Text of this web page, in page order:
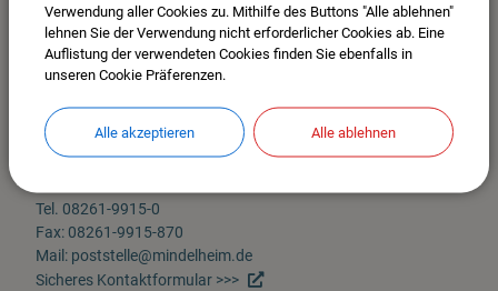
Maximilianstr. 26
87719 Mindelheim
Tel. 08261-9915-0
Fax: 08261-9915-870
Mail: poststelle@mindelheim.de
Sicheres Kontaktformular >>>
Verwendung aller Cookies zu. Mithilfe des Buttons "Alle ablehnen"
lehnen Sie der Verwendung nicht erforderlicher Cookies ab. Eine
Auflistung der verwendeten Cookies finden Sie ebenfalls in
unseren Cookie Präferenzen.
Alle akzeptieren Alle ablehnen